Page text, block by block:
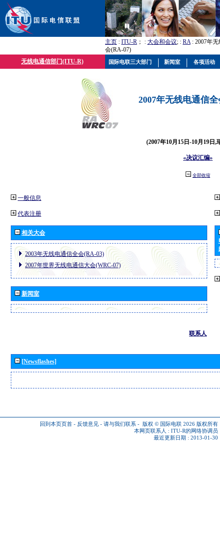
主页 : ITU-R ； : 大会和会议; : RA: 2007年
会(RA-07)
无线电通信部门(ITU-R)
2007年无线电通信
(2007年10月15日-10月19日,
«决议汇编»
全部收缩
一般信息
代表注册
相关大会
2003年无线电通信全会(RA-03)
2007年世界无线电通信大会(WRC-07)
新闻室
联系人
[Newsflashes]
回到本页页首 - 反馈意见 - 请与我们联系 - 版权 © 国际电联 2026 版权所有
本网页联系人 : ITU-R的网络协调员
最近更新日期 : 2013-01-30
国际电联三大部门 新闻室 各项活动